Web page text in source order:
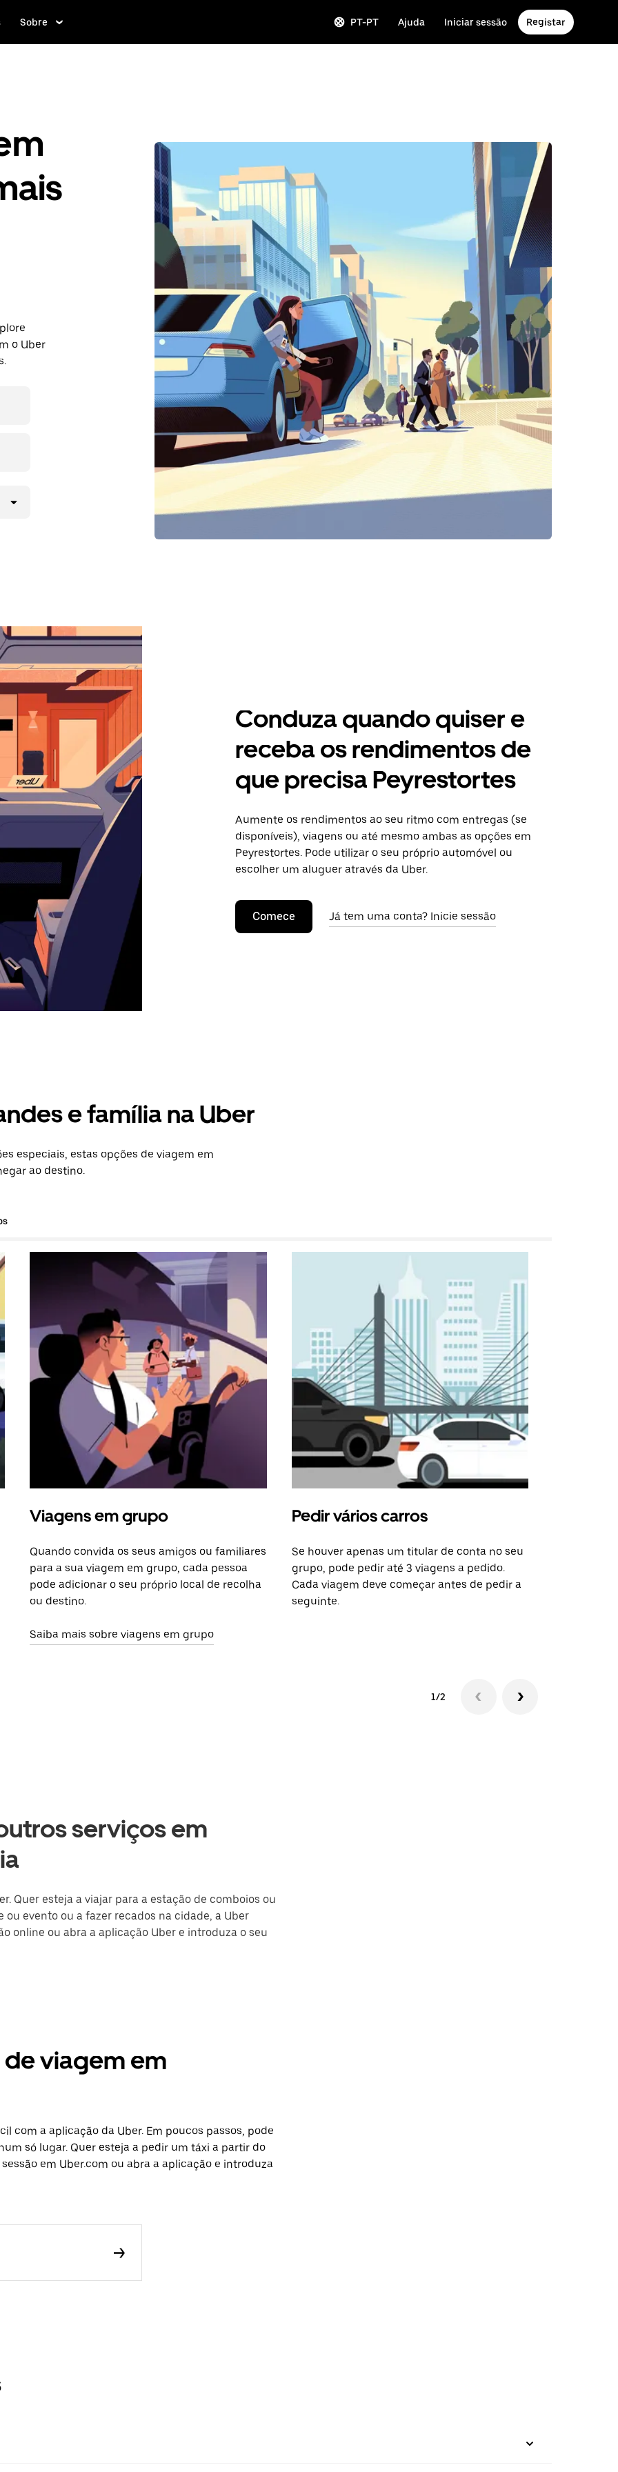
Sobre PT-PT Ajuda Iniciar sessão Registar
o Uber
Conduza quando quiser e
receba os rendimentos de
que precisa Peyrestortes
Aumente os rendimentos ao seu ritmo com entregas (se
disponíveis), viagens ou até mesmo ambas as opções em
Peyrestortes. Pode utilizar o seu próprio automóvel ou
escolher um aluguer através da Uber.
Comece Já tem uma conta? Inicie sessão
e família na Uber
especiais, estas opções de viagem em
ao destino.
Viagens em grupo
Quando convida os seus amigos ou familiares
para a sua viagem em grupo, cada pessoa
pode adicionar o seu próprio local de recolha
ou destino.
Saiba mais sobre viagens em grupo
Pedir vários carros
Se houver apenas um titular de conta no seu
grupo, pode pedir até 3 viagens a pedido.
Cada viagem deve começar antes de pedir a
seguinte.
1/2
serviços em
Quer esteja a viajar para a estação de comboios ou
evento ou a fazer recados na cidade, a Uber
online ou abra a aplicação Uber e introduza o seu
viagem em
com a aplicação da Uber. Em poucos passos, pode
só lugar. Quer esteja a pedir um táxi a partir do
em Uber.com ou abra a aplicação e introduza